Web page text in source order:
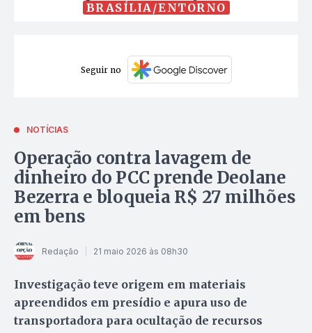
BRASÍLIA/ENTORNO
Seguir no
NOTÍCIAS
Operação contra lavagem de
dinheiro do PCC prende Deolane
Bezerra e bloqueia R$ 27 milhões
em bens
Redação 21 maio 2026 às 08h30
Investigação teve origem em materiais
apreendidos em presídio e apura uso de
transportadora para ocultação de recursos